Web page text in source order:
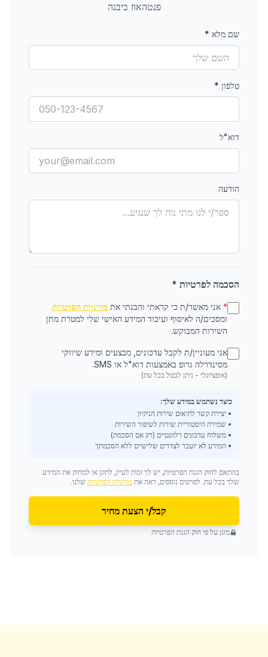
פנטהאוז ביבנה
שם מלא *
טלפון *
דוא"ל
הודעה
הסכמה לפרטיות *
* אני מאשר/ת כי קראתי והבנתי את מדיניות הפרטיות
ומסכים/ה לאיסוף ועיבוד המידע האישי שלי למטרת מתן
השירות המבוקש.
אני מעוניין/ת לקבל עדכונים, מבצעים ומידע שיווקי
מסינדרלה גרופ באמצעות דוא"ל או SMS.
(אופציונלי - ניתן לבטל בכל עת)
כיצד נשתמש במידע שלך:
• יצירת קשר לתיאום שירות הניקיון
• שמירת היסטוריית שירות לשיפור השירות
• משלוח עדכונים רלוונטיים (רק אם הסכמת)
• המידע לא יועבר לצדדים שלישיים ללא הסכמתך
בהתאם לחוק הגנת הפרטיות, יש לך זכות לעיין, לתקן או למחוק את המידע
שלך בכל עת. לפרטים נוספים, ראה את מדיניות הפרטיות שלנו.
קבל/י הצעת מחיר
מוגן על פי חוק הגנת הפרטיות